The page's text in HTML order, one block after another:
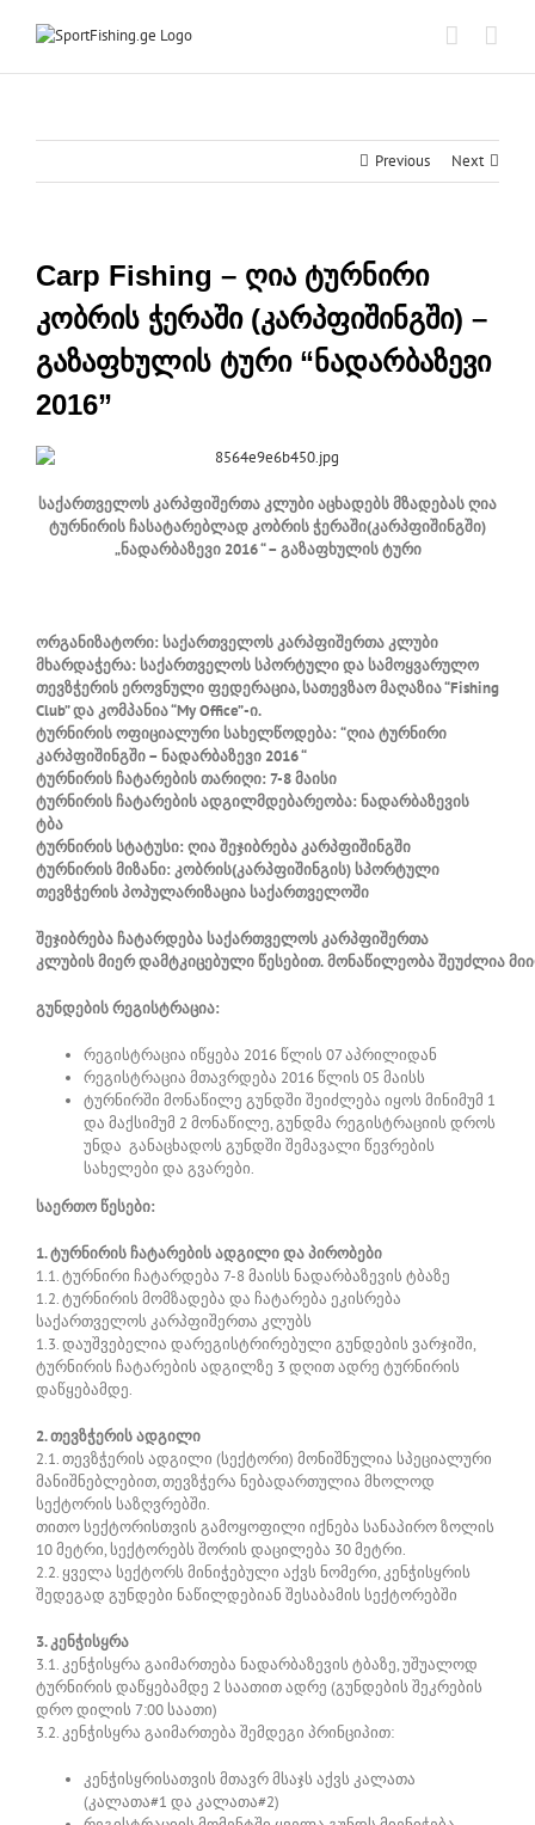
Previous Next
Carp Fishing – ღია ტურნირი
კობრის ჭერაში (კარპფიშინგში) –
გაზაფხულის ტური “ნადარბაზევი
2016”
საქართველოს კარპფიშერთა კლუბი აცხადებს მზადებას ღია
ტურნირის ჩასატარებლად კობრის ჭერაში(კარპფიშინგში)
„ნადარბაზევი 2016 “ – გაზაფხულის ტური
ორგანიზატორი: საქართველოს კარპფიშერთა კლუბი
მხარდაჭერა: საქართველოს სპორტული და სამოყვარულო
თევზჭერის ეროვნული ფედერაცია, სათევზაო მაღაზია “Fishing
Club” და კომპანია “My Office”-ი.
ტურნირის ოფიციალური სახელწოდება: “ღია ტურნირი
კარპფიშინგში – ნადარბაზევი 2016 “
ტურნირის ჩატარების თარიღი: 7-8 მაისი
ტურნირის ჩატარების ადგილმდებარეობა: ნადარბაზევის
ტბა
ტურნირის სტატუსი: ღია შეჯიბრება კარპფიშინგში
ტურნირის მიზანი: კობრის(კარპფიშინგის) სპორტული
თევზჭერის პოპულარიზაცია საქართველოში
შეჯიბრებაჩატარდებასაქართველოსკარპფიშერთა
კლუბისმიერდამტკიცებულიწესებით.მონაწილეობაშეუძლია
გუნდების რეგისტრაცია:
რეგისტრაცია იწყება 2016 წლის 07 აპრილიდან
რეგისტრაცია მთავრდება 2016 წლის 05 მაისს
ტურნირში მონაწილე გუნდში შეიძლება იყოს მინიმუმ 1
და მაქსიმუმ 2 მონაწილე, გუნდმა რეგისტრაციის დროს
უნდა განაცხადოს გუნდში შემავალი წევრების
სახელები და გვარები.
საერთო წესები:
1. ტურნირის ჩატარების ადგილი და პირობები
1.1. ტურნირი ჩატარდება 7-8 მაისს ნადარბაზევის ტბაზე
1.2. ტურნირის მომზადება და ჩატარება ეკისრება
საქართველოს კარპფიშერთა კლუბს
1.3. დაუშვებელია დარეგისტრირებული გუნდების ვარჯიში,
ტურნირის ჩატარების ადგილზე 3 დღით ადრე ტურნირის
დაწყებამდე.
2. თევზჭერის ადგილი
2.1. თევზჭერის ადგილი (სექტორი) მონიშნულია სპეციალური
მანიშნებლებით, თევზჭერა ნებადართულია მხოლოდ
სექტორის საზღვრებში.
თითო სექტორისთვის გამოყოფილი იქნება სანაპირო ზოლის
10 მეტრი, სექტორებს შორის დაცილება 30 მეტრი.
2.2. ყველა სექტორს მინიჭებული აქვს ნომერი, კენჭისყრის
შედეგად გუნდები ნაწილდებიან შესაბამის სექტორებში
3. კენჭისყრა
3.1. კენჭისყრა გაიმართება ნადარბაზევის ტბაზე, უშუალოდ
ტურნირის დაწყებამდე 2 საათით ადრე (გუნდების შეკრების
დრო დილის 7:00 საათი)
3.2. კენჭისყრა გაიმართება შემდეგი პრინციპით:
კენჭისყრისათვის მთავრ მსაჯს აქვს კალათა
(კალათა#1 და კალათა#2)